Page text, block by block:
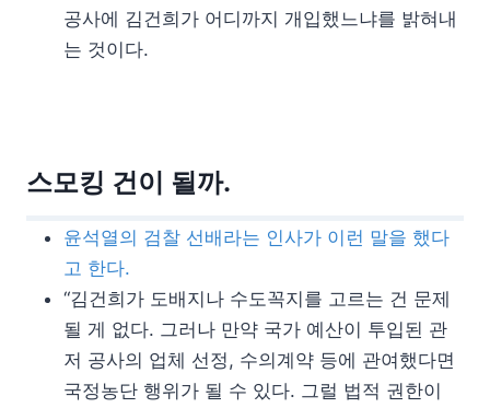
공사에 김건희가 어디까지 개입했느냐를 밝혀내
는 것이다.
스모킹 건이 될까.
윤석열의 검찰 선배라는 인사가 이런 말을 했다
고 한다.
“김건희가 도배지나 수도꼭지를 고르는 건 문제
될 게 없다. 그러나 만약 국가 예산이 투입된 관
저 공사의 업체 선정, 수의계약 등에 관여했다면
국정농단 행위가 될 수 있다. 그럴 법적 권한이